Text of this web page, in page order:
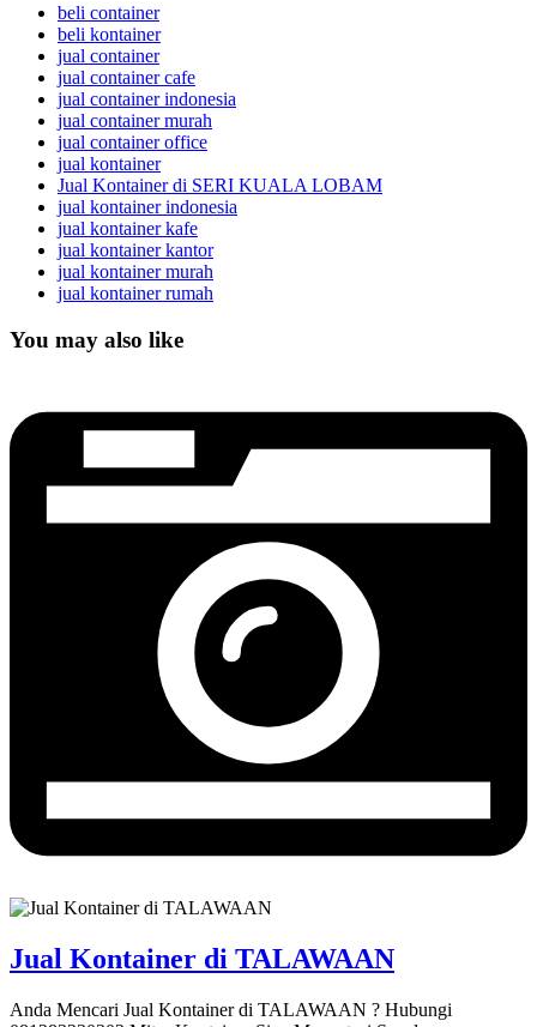
beli container
beli kontainer
jual container
jual container cafe
jual container indonesia
jual container murah
jual container office
jual kontainer
Jual Kontainer di SERI KUALA LOBAM
jual kontainer indonesia
jual kontainer kafe
jual kontainer kantor
jual kontainer murah
jual kontainer rumah
You may also like
Jual Kontainer di TALAWAAN
Anda Mencari Jual Kontainer di TALAWAAN ? Hubungi